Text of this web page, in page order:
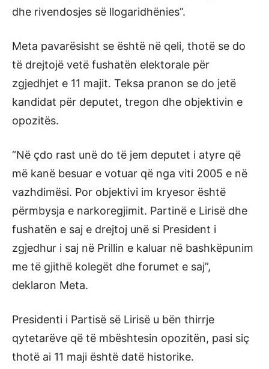
dhe rivendosjes së llogaridhënies”.
Meta pavarësisht se është në qeli, thotë se do
të drejtojë vetë fushatën elektorale për
zgjedhjet e 11 majit. Teksa pranon se do jetë
kandidat për deputet, tregon dhe objektivin e
opozitës.
“Në çdo rast unë do të jem deputet i atyre që
më kanë besuar e votuar që nga viti 2005 e në
vazhdimësi. Por objektivi im kryesor është
përmbysja e narkoregjimit. Partinë e Lirisë dhe
fushatën e saj e drejtoj unë si President i
zgjedhur i saj në Prillin e kaluar në bashkëpunim
me të gjithë kolegët dhe forumet e saj”,
deklaron Meta.
Presidenti i Partisë së Lirisë u bën thirrje
qytetarëve që të mbështesin opozitën, pasi siç
thotë ai 11 maji është datë historike.